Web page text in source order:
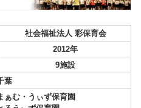
社会福祉法人 彩保育会
2012年
9施設
葉
ぁむ・うぃず保育園